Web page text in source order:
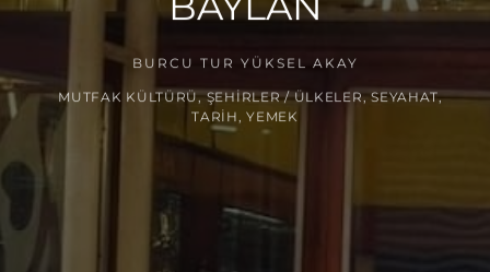
BURCU TUR YÜKSEL AKAY
MUTFAK KÜLTÜRÜ,ŞEHIRLER / ÜLKELER ,SEYAHAT,
TARIH ,YEMEK